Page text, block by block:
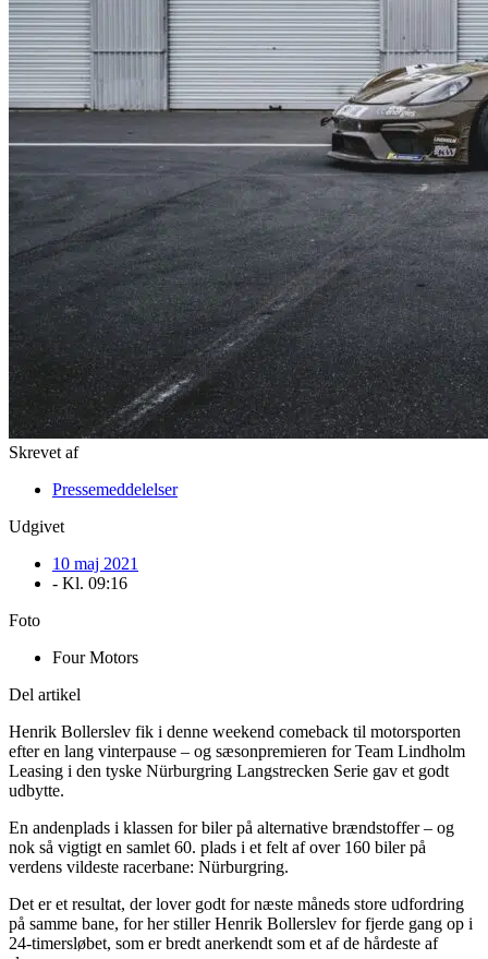
Skrevet af
Pressemeddelelser
Udgivet
10 maj 2021
- Kl. 09:16
Foto
Four Motors
Del artikel
Henrik Bollerslev fik i denne weekend comeback til motorsporten
efter en lang vinterpause – og sæsonpremieren for Team Lindholm
Leasing i den tyske Nürburgring Langstrecken Serie gav et godt
udbytte.
En andenplads i klassen for biler på alternative brændstoffer – og
nok så vigtigt en samlet 60. plads i et felt af over 160 biler på
verdens vildeste racerbane: Nürburgring.
Det er et resultat, der lover godt for næste måneds store udfordring
på samme bane, for her stiller Henrik Bollerslev for fjerde gang op i
24-timersløbet, som er bredt anerkendt som et af de hårdeste af